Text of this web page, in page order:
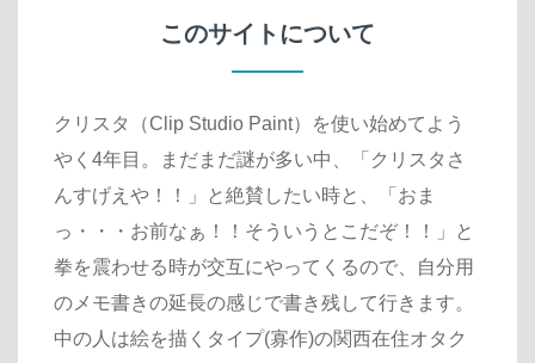
このサイトについて
クリスタ（Clip Studio Paint）を使い始めてよう
やく4年目。まだまだ謎が多い中、「クリスタさ
んすげえや！！」と絶賛したい時と、「おま
っ・・・お前なぁ！！そういうとこだぞ！！」と
拳を震わせる時が交互にやってくるので、自分用
のメモ書きの延長の感じで書き残して行きます。
中の人は絵を描くタイプ(寡作)の関西在住オタク